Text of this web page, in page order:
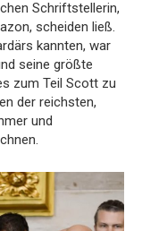
Schriftstellerin,
scheiden ließ.
kannten, war
seine größte
zum Teil Scott zu
der reichsten,
und